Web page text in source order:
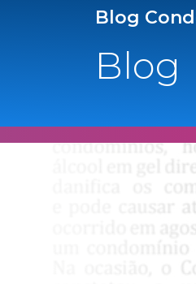
Blog
Blog